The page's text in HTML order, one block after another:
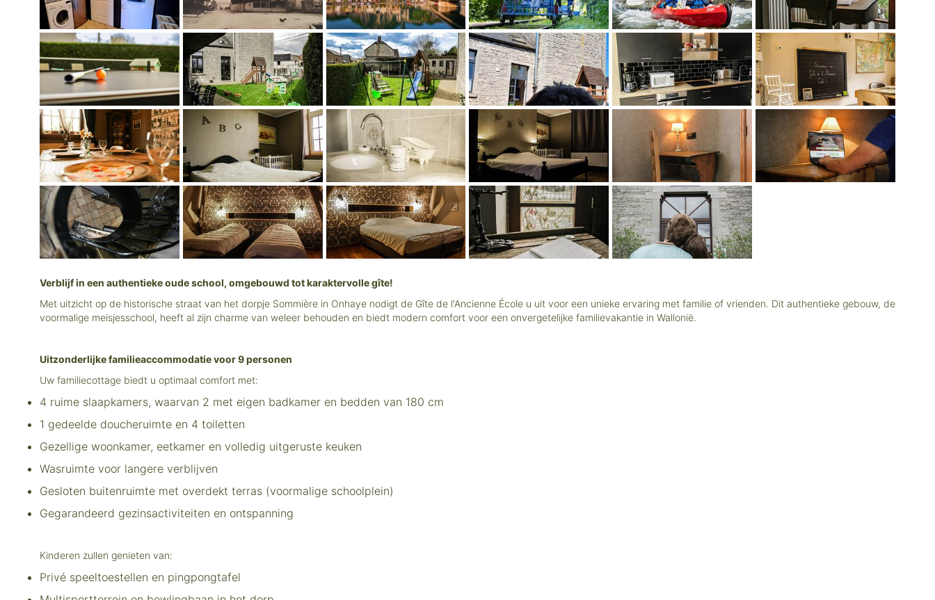
Verblijf in een authentieke oude school, omgebouwd tot karaktervolle gîte!
Met uitzicht op de historische straat van het dorpje Sommière in Onhaye nodigt de Gîte de l'Ancienne École u uit voor een unieke ervaring met familie of vrienden. Dit authentieke gebouw, de
voormalige meisjesschool, heeft al zijn charme van weleer behouden en biedt modern comfort voor een onvergetelijke familievakantie in Wallonië.
Uitzonderlijke familieaccommodatie voor 9 personen
Uw familiecottage biedt u optimaal comfort met:
4 ruime slaapkamers, waarvan 2 met eigen badkamer en bedden van 180 cm
1 gedeelde doucheruimte en 4 toiletten
Gezellige woonkamer, eetkamer en volledig uitgeruste keuken
Wasruimte voor langere verblijven
Gesloten buitenruimte met overdekt terras (voormalige schoolplein)
Gegarandeerd gezinsactiviteiten en ontspanning
Kinderen zullen genieten van:
Privé speeltoestellen en pingpongtafel